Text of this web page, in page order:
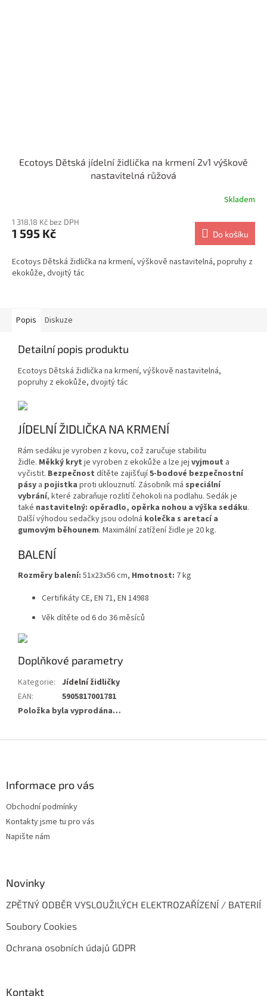
Ecotoys Dětská jídelní židlička na krmení 2v1 výškově
nastavitelná růžová
Skladem
1 318,18 Kč bez DPH
1 595 Kč Do košíku
Ecotoys Dětská židlička na krmení, výškově nastavitelná, popruhy z
ekokůže, dvojitý tác
Popis Diskuze
Detailní popis produktu
Ecotoys Dětská židlička na krmení, výškově nastavitelná,
popruhy z ekokůže, dvojitý tác
JÍDELNÍ ŽIDLIČKA NA KRMENÍ
Rám sedáku je vyroben z kovu, což zaručuje stabilitu
židle. Měkký kryt je vyroben z ekokůže a lze jej vyjmout a
vyčistit. Bezpečnost dítěte zajišťují5-bodové bezpečnostní
pásy a pojistka proti uklouznutí. Zásobník má speciální
vybrání, které zabraňuje rozlití čehokoli na podlahu. Sedák je
také nastavitelný: opěradlo, opěrka nohou a výška sedáku.
Další výhodou sedačky jsou odolná kolečka s aretací a
gumovým běhounem. Maximální zatížení židle je 20 kg.
BALENÍ
Rozměry balení: 51x23x56 cm, Hmotnost: 7 kg
Certifikáty CE, EN 71, EN 14988
Věk dítěte od 6 do 36 měsíců
Doplňkové parametry
Kategorie: Jídelní židličky
EAN:
5905817001781
Položka byla vyprodána…
Informace pro vás
Obchodní podmínky
Kontakty jsme tu pro vás
Napište nám
Novinky
ZPĚTNÝ ODBĚR VYSLOUŽILÝCH ELEKTROZAŘÍZENÍ / BATERIÍ
Soubory Cookies
Ochrana osobních údajů GDPR
Kontakt